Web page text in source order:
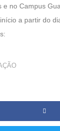
e no Campus
a partir do